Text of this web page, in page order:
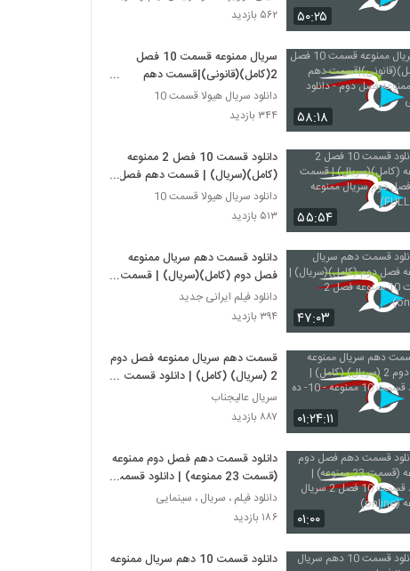
۵۰:۲۵
۵۶۲ بازدید
۵۸:۱۸
سریال ممنوعه قسمت 10 فصل
2(کامل)(قانونی)|قسمت دهم
سریالممنوعه فصل دوم - دانلود
قانونی
دانلود سریال هیولا قسمت 10
۳۴۴ بازدید
۵۵:۵۴
دانلود قسمت 10 فصل 2 ممنوعه
(کامل)(سریال) | قسمت دهم فصل
دوم سریال ممنوعه (FULL HD)
دانلود سریال هیولا قسمت 10
۵۱۳ بازدید
۴۷:۰۳
دانلود قسمت دهم سریال ممنوعه
فصل دوم (کامل)(سریال) | قسمت
10 ممنوعه فصل 2 (online)
دانلود فیلم ایرانی جدید
۳۹۴ بازدید
۰۱:۲۴:۱۱
قسمت دهم سریال ممنوعه فصل دوم
2 (سریال) (کامل) | دانلود قسمت
10 ممنوعه - 10- ده - HD
سریال عالیجناب
۸۸۷ بازدید
۰۱:۰۰
دانلود قسمت دهم فصل دوم ممنوعه
(قسمت 23 ممنوعه) | دانلود قسمت
10 فصل 2 سریال ممنوعه (online)
دانلود فیلم ، سریال ، سینمایی
۱۸۶ بازدید
دانلود قسمت 10 دهم سریال ممنوعه